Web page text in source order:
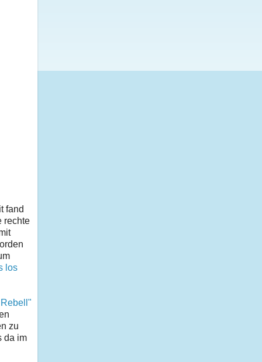
fand
rechte
los
zu
da im